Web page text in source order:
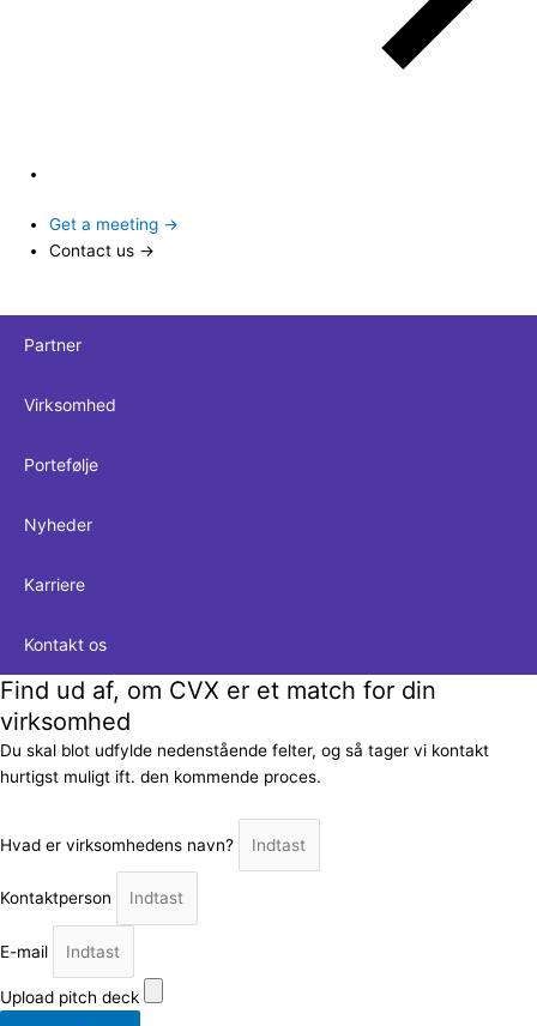
Get a meeting →
Contact us →
Partner
Virksomhed
Portefølje
Nyheder
Karriere
Kontakt os
Find ud af, om CVX er et match for din
virksomhed
Du skal blot udfylde nedenstående felter, og så tager vi kontakt
hurtigst muligt ift. den kommende proces.
Hvad er virksomhedens navn?
Kontaktperson
E-mail
Upload pitch deck